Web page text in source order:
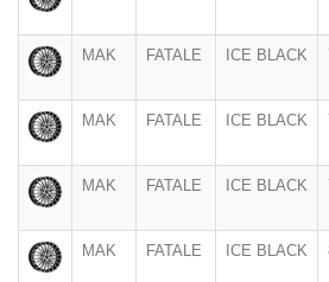
MAK FATALE ICE BLACK
MAK FATALE ICE BLACK
MAK FATALE ICE BLACK
MAK FATALE ICE BLACK